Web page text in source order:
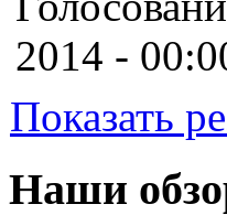
Cooler
Cube
Cyborg
Datex
2014 -
Показать
Наши